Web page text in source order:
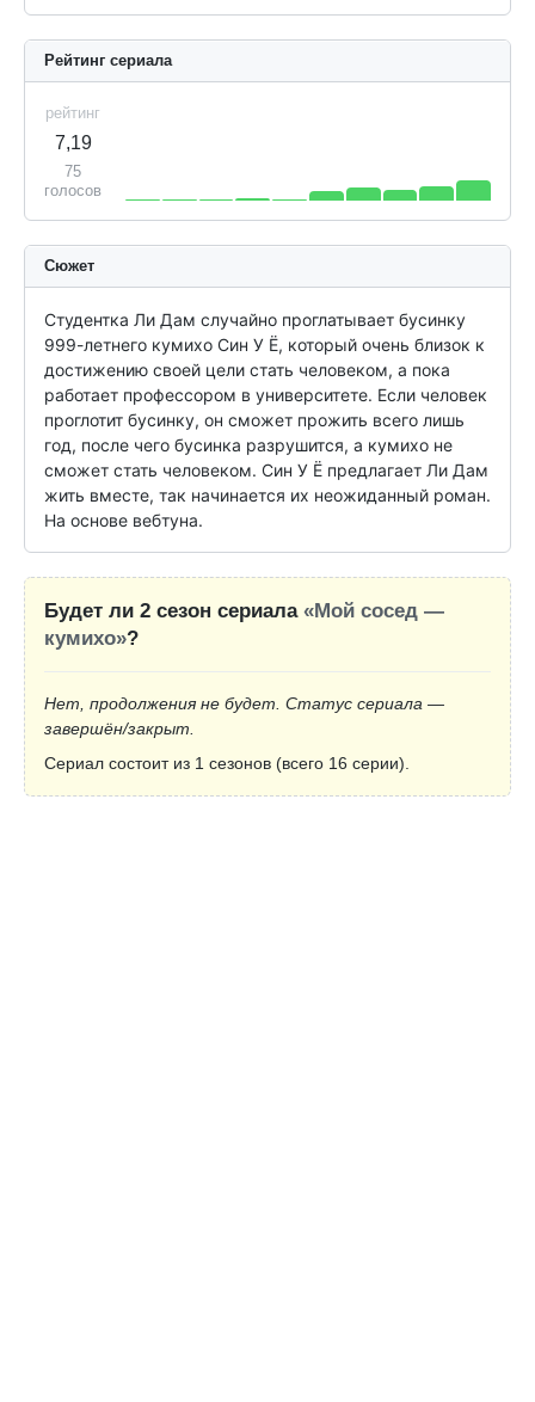
Рейтинг сериала
рейтинг
7,19
75
голосов
Сюжет
Студентка Ли Дам случайно проглатывает бусинку
999-летнего кумихо Син У Ё, который очень близок к
достижению своей цели стать человеком, а пока
работает профессором в университете. Если человек
проглотит бусинку, он сможет прожить всего лишь
год, после чего бусинка разрушится, а кумихо не
сможет стать человеком. Син У Ё предлагает Ли Дам
жить вместе, так начинается их неожиданный роман.
На основе вебтуна.
Будет ли 2 сезон сериала «Мой сосед —
кумихо»?
Нет, продолжения не будет. Статус сериала —
завершён/закрыт.
Сериал состоит из 1 сезонов (всего 16 серии).